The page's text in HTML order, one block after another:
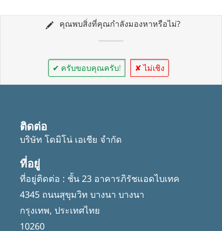
คุณพบสิ่งที่คุณกำลังมองหาหรือไม่?
✔ ครับขอบคุณครับ! ✘ ไม่เชิง
ติดต่อ
บริษัท โดมิโน่ เอเชีย จำกัด
ที่อยู่
ที่อยู่ติดต่อ : ชั้น 23 อาคารภิรัชแอดไบเทค
4345 ถนนสุขุมวิท บางนา บางนา
กรุงเทพ, ประเทศไทย
10260